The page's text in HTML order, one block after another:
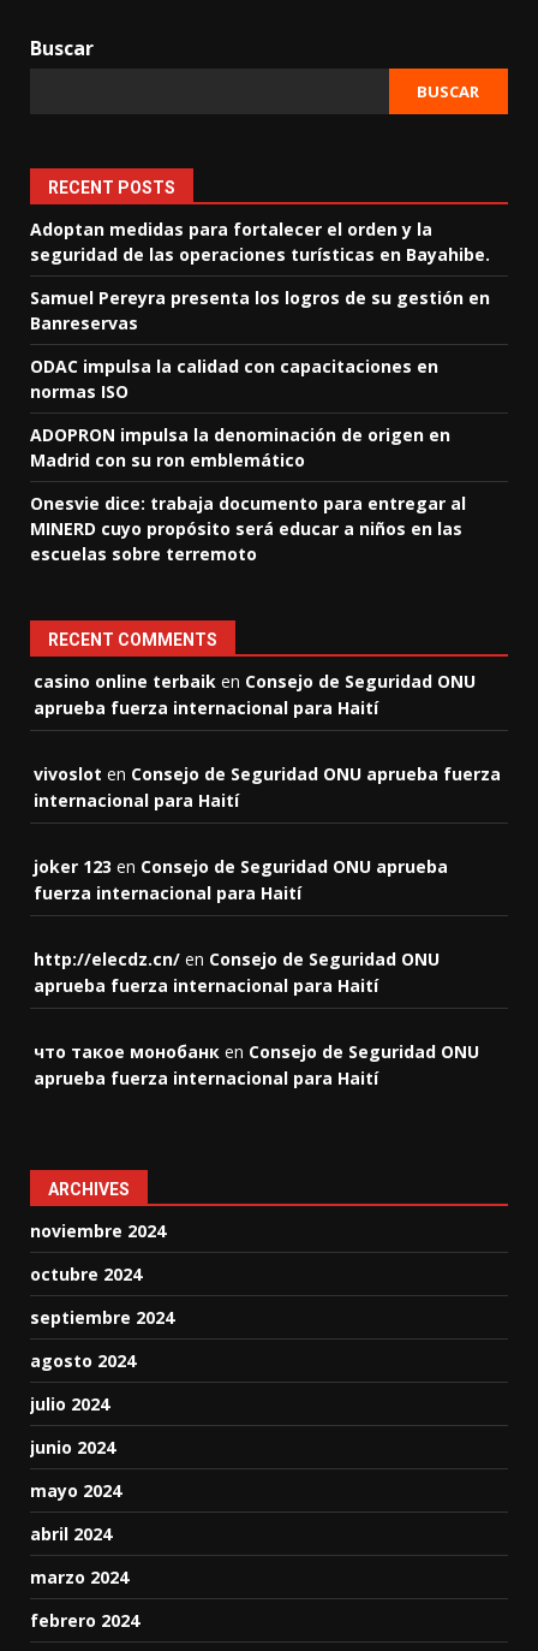
Buscar
BUSCAR
RECENT POSTS
Adoptan medidas para fortalecer el orden y la
seguridad de las operaciones turísticas en Bayahibe.
Samuel Pereyra presenta los logros de su gestión en
Banreservas
ODAC impulsa la calidad con capacitaciones en
normas ISO
ADOPRON impulsa la denominación de origen en
Madrid con su ron emblemático
Onesvie dice: trabaja documento para entregar al
MINERD cuyo propósito será educar a niños en las
escuelas sobre terremoto
RECENT COMMENTS
casino online terbaik en Consejo de Seguridad ONU
aprueba fuerza internacional para Haití
vivoslot en Consejo de Seguridad ONU aprueba fuerza
internacional para Haití
joker 123 en Consejo de Seguridad ONU aprueba
fuerza internacional para Haití
http://elecdz.cn/ en Consejo de Seguridad ONU
aprueba fuerza internacional para Haití
что такое монобанк en Consejo de Seguridad ONU
aprueba fuerza internacional para Haití
ARCHIVES
noviembre 2024
octubre 2024
septiembre 2024
agosto 2024
julio 2024
junio 2024
mayo 2024
abril 2024
marzo 2024
febrero 2024